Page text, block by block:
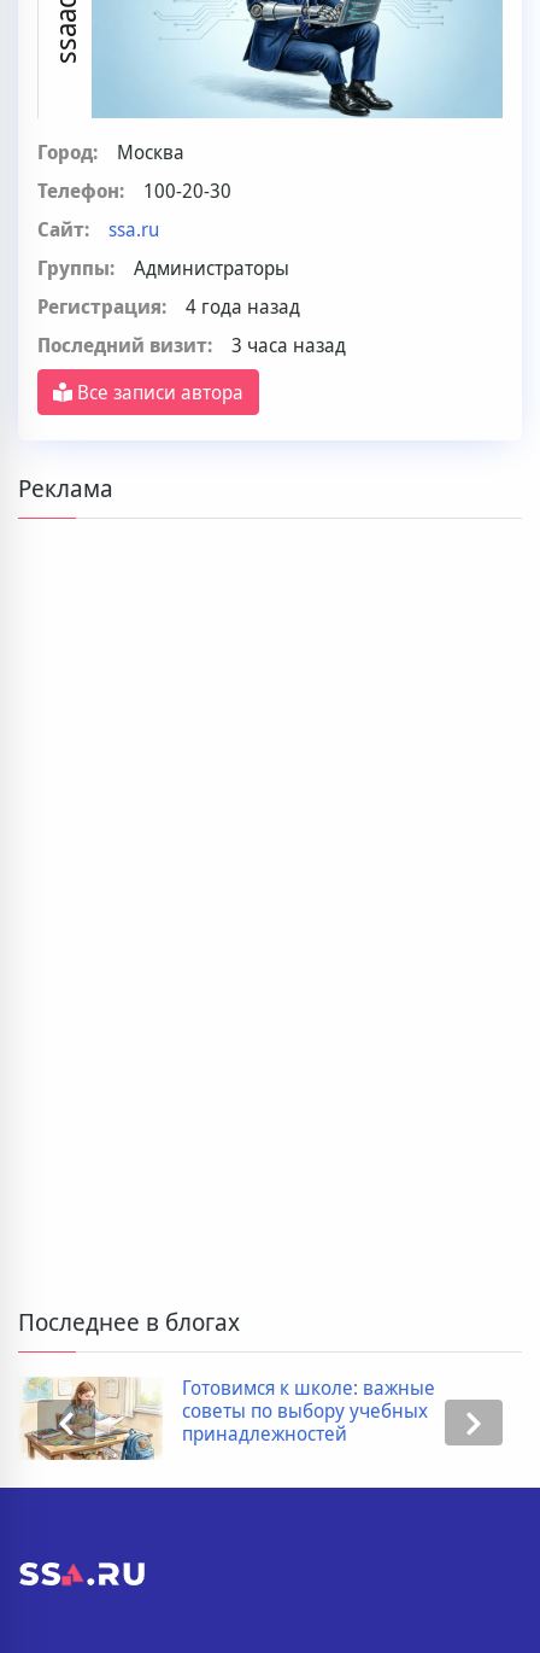
Город:
Москва
Телефон:
100-20-30
Сайт:
ssa.ru
Группы:
Администраторы
Регистрация:
4 года назад
Последний визит:
3 часа назад
Все записи автора
Реклама
Последнее в блогах
Готовимся к школе: важные
советы по выбору учебных
принадлежностей